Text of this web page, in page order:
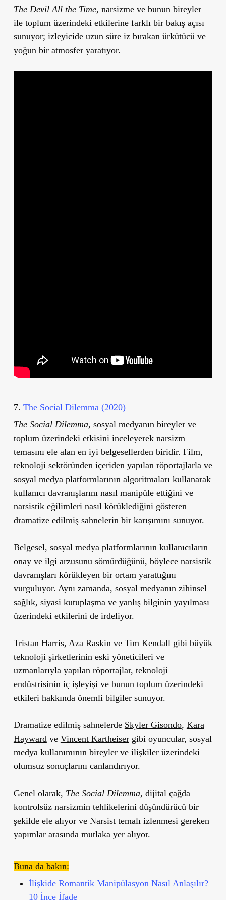
The Devil All the Time, narsizme ve bunun bireyler
ile toplum üzerindeki etkilerine farklı bir bakış açısı
sunuyor; izleyicide uzun süre iz bırakan ürkütücü ve
yoğun bir atmosfer yaratıyor.
7. The Social Dilemma (2020)
The Social Dilemma, sosyal medyanın bireyler ve
toplum üzerindeki etkisini inceleyerek narsizm
temasını ele alan en iyi belgesellerden biridir. Film,
teknoloji sektöründen içeriden yapılan röportajlarla ve
sosyal medya platformlarının algoritmaları kullanarak
kullanıcı davranışlarını nasıl manipüle ettiğini ve
narsistik eğilimleri nasıl körüklediğini gösteren
dramatize edilmiş sahnelerin bir karışımını sunuyor.
Belgesel, sosyal medya platformlarının kullanıcıların
onay ve ilgi arzusunu sömürdüğünü, böylece narsistik
davranışları körükleyen bir ortam yarattığını
vurguluyor. Aynı zamanda, sosyal medyanın zihinsel
sağlık, siyasi kutuplaşma ve yanlış bilginin yayılması
üzerindeki etkilerini de irdeliyor.
Tristan Harris, Aza Raskin ve Tim Kendall gibi büyük
teknoloji şirketlerinin eski yöneticileri ve
uzmanlarıyla yapılan röportajlar, teknoloji
endüstrisinin iç işleyişi ve bunun toplum üzerindeki
etkileri hakkında önemli bilgiler sunuyor.
Dramatize edilmiş sahnelerde Skyler Gisondo, Kara
Hayward ve Vincent Kartheisergibi oyuncular, sosyal
medya kullanımının bireyler ve ilişkiler üzerindeki
olumsuz sonuçlarını canlandırıyor.
Genel olarak, The Social Dilemma, dijital çağda
kontrolsüz narsizmin tehlikelerini düşündürücü bir
şekilde ele alıyor ve Narsist temalı izlenmesi gereken
yapımlar arasında mutlaka yer alıyor.
Buna da bakın:
İlişkide Romantik Manipülasyon Nasıl Anlaşılır?
10 İnce İfade